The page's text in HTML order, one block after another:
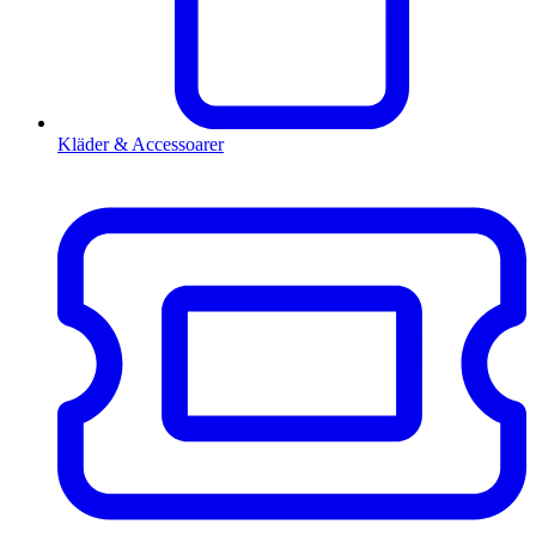
Kläder & Accessoarer